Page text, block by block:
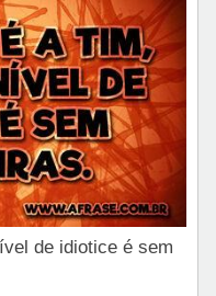
de idiotice é sem